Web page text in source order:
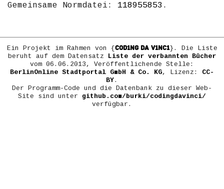
Gemeinsame Normdatei: 118955853 .
Ein Projekt im Rahmen von {COD1NG DA V1NC1}. Die Liste
beruht auf dem Datensatz
Liste der verbannten Bücher
vom 06.06.2013, Veröffentlichende Stelle:
BerlinOnline Stadtportal GmbH & Co. KG, Lizenz: CC-
BY.
Der Programm-Code und die Datenbank zu dieser Web-
Site sind unter github.com/burki/codingdavinci/
verfügbar.